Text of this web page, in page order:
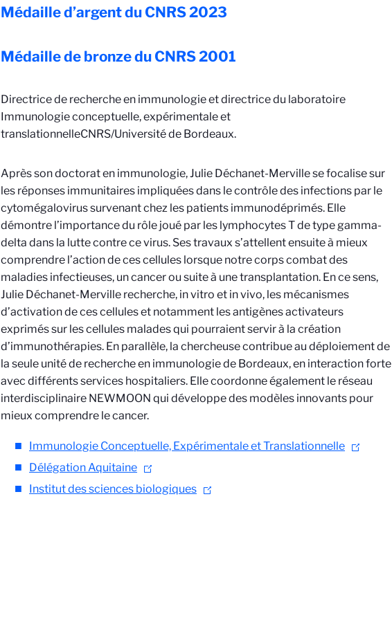
Médaille d’argent du CNRS2023
Médaille de bronze du CNRS2001
Directrice de recherche en immunologie et directrice du laboratoire
Immunologie conceptuelle, expérimentale et
translationnelleCNRS/Université de Bordeaux.
Après son doctorat en immunologie, Julie Déchanet-Merville se focalise sur
les réponses immunitaires impliquées dans le contrôle des infections par le
cytomégalovirus survenant chez les patients immunodéprimés. Elle
démontre l’importance du rôle joué par les lymphocytes T de type gamma-
delta dans la lutte contre ce virus. Ses travaux s’attellent ensuite à mieux
comprendre l’action de ces cellules lorsque notre corps combat des
maladies infectieuses, un cancer ou suite à une transplantation. En ce sens,
Julie Déchanet-Merville recherche, in vitro et in vivo, les mécanismes
d’activation de ces cellules et notamment les antigènes activateurs
exprimés sur les cellules malades qui pourraient servir à la création
d’immunothérapies. En parallèle, la chercheuse contribue au déploiement de
la seule unité de recherche en immunologie de Bordeaux, en interaction forte
avec différents services hospitaliers. Elle coordonne également le réseau
interdisciplinaire NEWMOON qui développe des modèles innovants pour
mieux comprendre le cancer.
Immunologie Conceptuelle, Expérimentale et Translationnelle
Délégation Aquitaine
Institut des sciences biologiques